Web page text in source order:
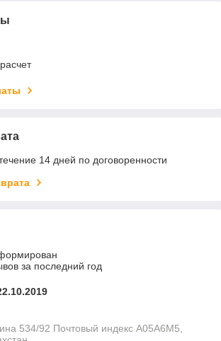
14 дней по договоренности
за последний год
534/92 Почтовый индекс A05A6M5,